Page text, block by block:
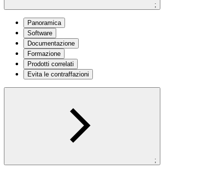
;
Panoramica
Software
Documentazione
Formazione
Prodotti correlati
Evita le contraffazioni
;